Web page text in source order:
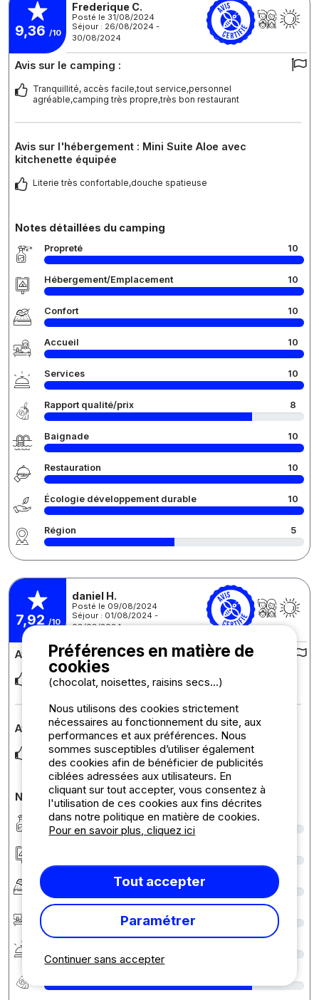
9,36 /10
Frederique C.
Posté le 31/08/2024
Séjour : 26/08/2024 -
30/08/2024
Avis sur le camping :
Tranquillité, accès facile,tout service,personnel
agréable,camping très propre,très bon restaurant
Avis sur l'hébergement : Mini Suite Aloe avec
kitchenette équipée
Literie très confortable,douche spatieuse
Notes détaillées du camping
Propreté 10
Hébergement/Emplacement 10
Confort 10
Accueil 10
Services 10
Rapport qualité/prix 8
Baignade 10
Restauration 10
Écologie développement durable 10
Région 5
7,92 /10
daniel H.
Posté le 09/08/2024
Séjour : 01/08/2024 -
08/08/2024
Avis sur le camping :
Camping agréable et calme.
Avis sur l'hébergement : Bungalow Ginepro
Correct
Notes détaillées du camping
Propreté
Accueil
Continuer sans accepter
Préférences en matière de
cookies
(chocolat, noisettes, raisins secs...)
Nous utilisons des cookies strictement
nécessaires au fonctionnement du site, aux
performances et aux préférences. Nous
sommes susceptibles d’utiliser également
des cookies afin de bénéficier de publicités
ciblées adressées aux utilisateurs. En
cliquant sur tout accepter, vous consentez à
l'utilisation de ces cookies aux fins décrites
dans notre politique en matière de cookies.
Pour en savoir plus, cliquez ici
Tout accepter
Paramétrer